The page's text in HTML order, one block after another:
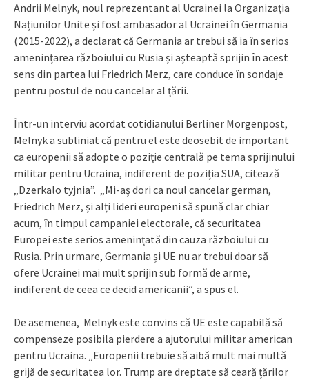
Andrii Melnyk, noul reprezentant al Ucrainei la Organizația
Națiunilor Unite și fost ambasador al Ucrainei în Germania
(2015-2022), a declarat că Germania ar trebui să ia în serios
amenințarea războiului cu Rusia și așteaptă sprijin în acest
sens din partea lui Friedrich Merz, care conduce în sondaje
pentru postul de nou cancelar al țării.
Într-un interviu acordat cotidianului Berliner Morgenpost,
Melnyk a subliniat că pentru el este deosebit de important
ca europenii să adopte o poziție centrală pe tema sprijinului
militar pentru Ucraina, indiferent de poziția SUA, citează
„Dzerkalo tyjnia”. „Mi-aș dori ca noul cancelar german,
Friedrich Merz, și alți lideri europeni să spună clar chiar
acum, în timpul campaniei electorale, că securitatea
Europei este serios amenințată din cauza războiului cu
Rusia. Prin urmare, Germania și UE nu ar trebui doar să
ofere Ucrainei mai mult sprijin sub formă de arme,
indiferent de ceea ce decid americanii”, a spus el.
De asemenea, Melnyk este convins că UE este capabilă să
compenseze posibila pierdere a ajutorului militar american
pentru Ucraina. „Europenii trebuie să aibă mult mai multă
grijă de securitatea lor. Trump are dreptate să ceară țărilor